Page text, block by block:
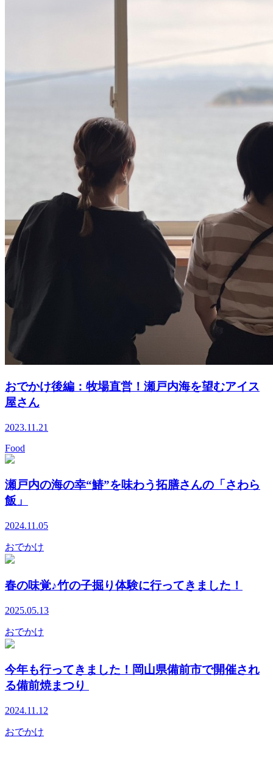
おでかけ後編：牧場直営！瀬戸内海を望むアイス
屋さん
2023.11.21
Food
瀬戸内の海の幸“鰆”を味わう拓膳さんの「さわら
飯」
2024.11.05
おでかけ
春の味覚♪竹の子掘り体験に行ってきました！
2025.05.13
おでかけ
今年も行ってきました！岡山県備前市で開催され
る備前焼まつり
2024.11.12
おでかけ